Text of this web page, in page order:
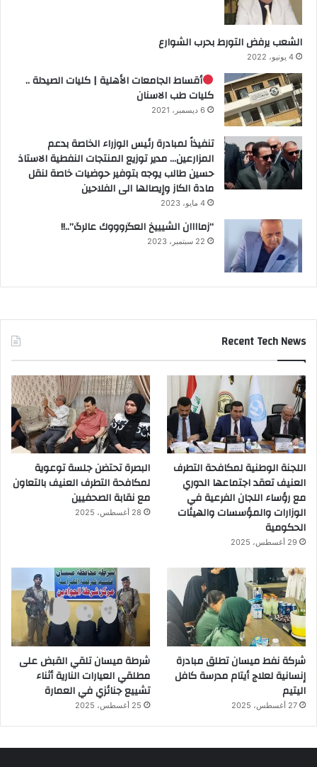
الشعب يرفض التورط بحرب الشوارع
4 يونيو، 2022
أقساط الجامعات الأهلية | كليات الصيدلة ..
كليات طب الاسنان
6 ديسمبر، 2021
تنفيذاً لمبادرة رئيس الوزراء الخاصة بدعم
المزارعين… مدير توزيع المنتجات النفطية الاستاذ
حسين طالب يوجه بتوفير حوضيات خاصة لنقل
مادة الكاز وإيصالها الى الفلاحين
4 مايو، 2023
“زماااان الشيييخ العگروووك عالرگ”..!!
22 سبتمبر، 2023
Recent Tech News
اللجنة الوطنية لمكافحة التطرف
العنيف تعقد اجتماعها الدوري
مع رؤساء اللجان الفرعية في
الوزارات والمؤسسات والهيئات
الحكومية
29 أغسطس، 2025
البصرة تحتضن جلسة توعوية
لمكافحة التطرف العنيف بالتعاون
مع نقابة الصحفيين
28 أغسطس، 2025
شركة نفط ميسان تطلق مبادرة
إنسانية لعلاج أيتام مدرسة كافل
اليتيم
27 أغسطس، 2025
شرطة ميسان تلقي القبض على
مطلقي العيارات النارية أثناء
تشييع جنائزي في العمارة
25 أغسطس، 2025